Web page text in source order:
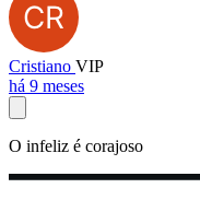
Cristiano VIP
há 9 meses
O infeliz é corajoso